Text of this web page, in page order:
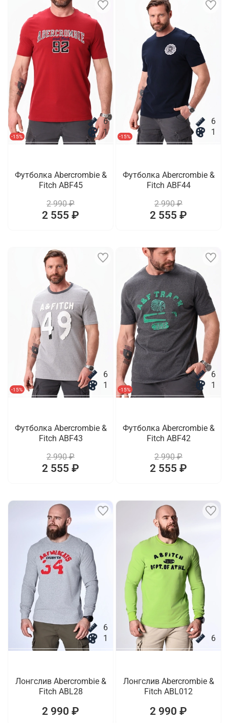
-15%
6
1
Футболка Abercrombie &
Fitch ABF45
2 990 ₽
2 555 ₽
-15%
6
1
Футболка Abercrombie &
Fitch ABF44
2 990 ₽
2 555 ₽
-15%
6
1
Футболка Abercrombie &
Fitch ABF43
2 990 ₽
2 555 ₽
-15%
6
1
Футболка Abercrombie &
Fitch ABF42
2 990 ₽
2 555 ₽
6
1
Лонгслив Abercrombie &
Fitch ABL28
2 990 ₽
6
Лонгслив Abercrombie &
Fitch ABL012
2 990 ₽